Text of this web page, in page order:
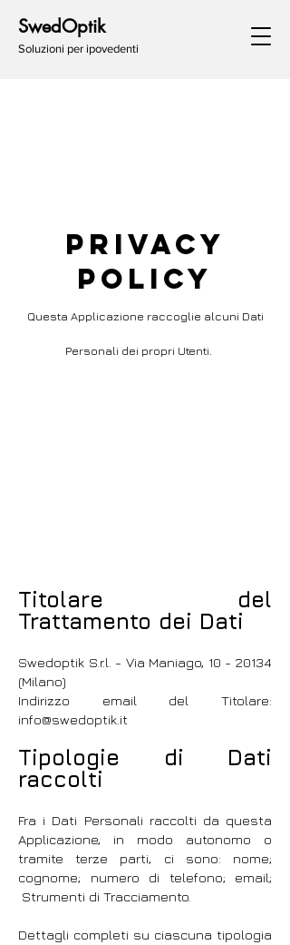
SwedOptik
Soluzioni per ipovedenti
Privacy
Policy
Questa Applicazione raccoglie alcuni Dati
Personali dei propri Utenti.
Titolare del
Trattamento dei Dati
Swedoptik S.r.l. - Via Maniago, 10 - 20134
(Milano)
Indirizzo email del Titolare:
info@swedoptik.it
Tipologie di Dati
raccolti
Fra i Dati Personali raccolti da questa
Applicazione, in modo autonomo o
tramite terze parti, ci sono: nome;
cognome; numero di telefono; email;
Strumenti di Tracciamento.
Dettagli completi su ciascuna tipologia